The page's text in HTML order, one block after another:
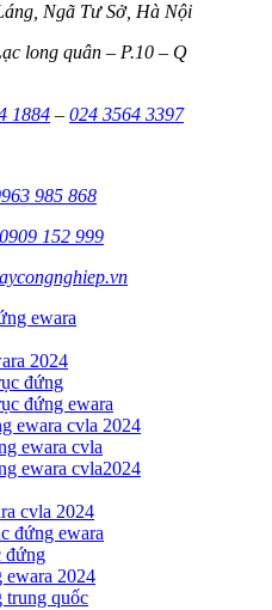
Ngã Tư Sở, Hà Nội
long quân – P.10 – Q
1884 – 024 3564 3397
985 868
0909 152 999
ewara
2024
đứng
đứng ewara
ewara cvla 2024
ewara cvla
ewara cvla2024
cvla 2024
đứng ewara
đứng
ewara 2024
trung quốc